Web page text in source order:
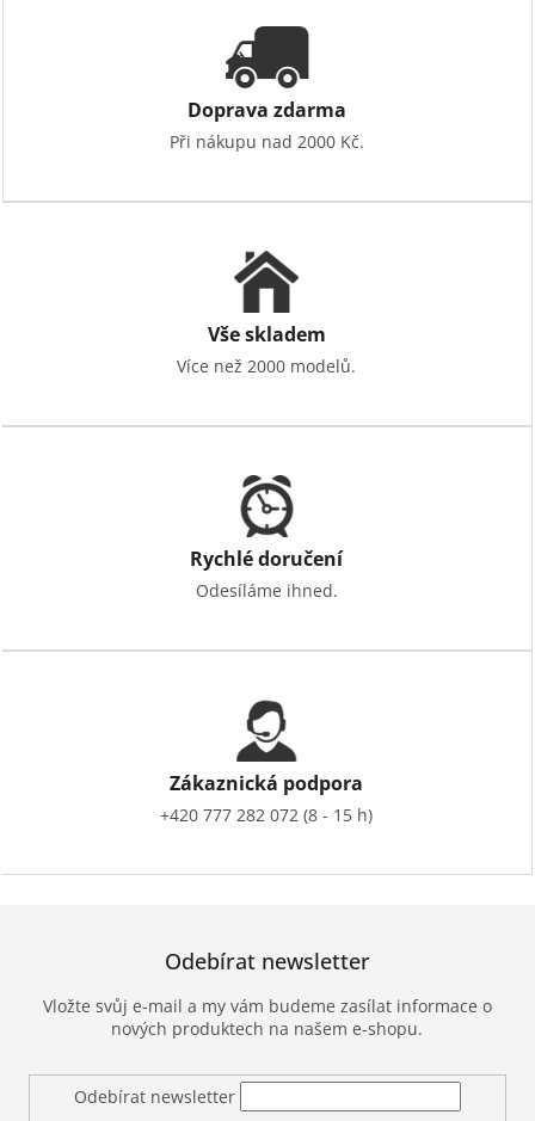
Doprava zdarma
Při nákupu nad 2000 Kč.
Vše skladem
Více než 2000 modelů.
Rychlé doručení
Odesíláme ihned.
Zákaznická podpora
+420 777 282 072 (8 - 15 h)
Odebírat newsletter
Vložte svůj e-mail a my vám budeme zasílat informace o
nových produktech na našem e-shopu.
Odebírat newsletter